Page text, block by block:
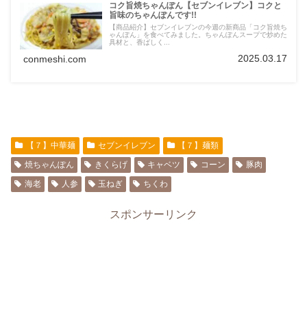
コク旨焼ちゃんぽん【セブンイレブン】コクと
旨味のちゃんぽんです!!
【商品紹介】セブンイレブンの今週の新商品「コク旨焼ち
ゃんぽん」を食べてみました。ちゃんぽんスープで炒めた
具材と、香ばしく...
conmeshi.com 2025.03.17
【７】中華麺 セブンイレブン
【７】麺類
焼ちゃんぽん
きくらげ キャベツ コーン
豚肉
海老
人参 玉ねぎ ちくわ
スポンサーリンク